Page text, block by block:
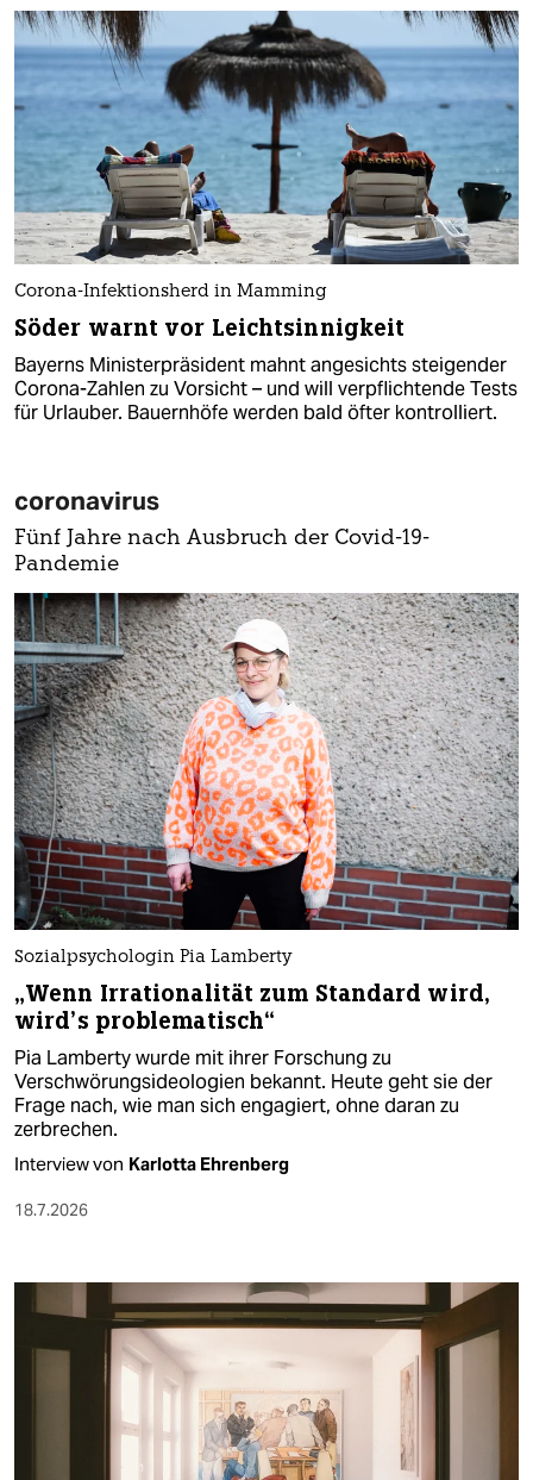
Corona-Infektionsherd in Mamming
Söder warnt vor Leichtsinnigkeit
Bayerns Ministerpräsident mahnt angesichts steigender
Corona-Zahlen zu Vorsicht – und will verpflichtende Tests
für Urlauber. Bauernhöfe werden bald öfter kontrolliert.
coronavirus
Fünf Jahre nach Ausbruch der Covid-19-
Pandemie
Sozialpsychologin Pia Lamberty
„Wenn Irrationalität zum Standard wird,
wird’s problematisch“
Pia Lamberty wurde mit ihrer Forschung zu
Verschwörungsideologien bekannt. Heute geht sie der
Frage nach, wie man sich engagiert, ohne daran zu
zerbrechen.
Interview von Karlotta Ehrenberg
18.7.2026